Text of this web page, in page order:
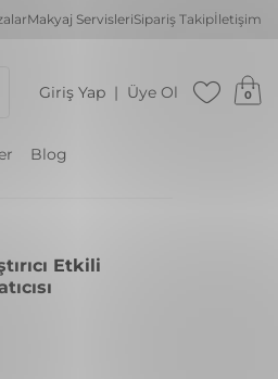
Makyaj ServisleriSipariş Takipİletişim
Giriş Yap Üye Ol 0
Blog
Etkili